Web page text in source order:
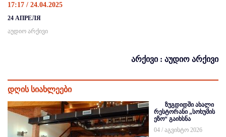
17:17 / 24.04.2025
24 АПРЕЛЯ
აუდიო არქივი
არქივი : აუდიო არქივი
დღის სიახლეები
ზუგდიდში ახალი
რესტორანი „სოხუმის
ეზო“ გაიხსნა
04 / აგვისტო 2026